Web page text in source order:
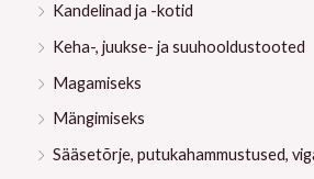
Kandelinad ja -kotid
Keha-, juukse- ja suuhooldustooted
Magamiseks
Mängimiseks
Sääsetõrje, putukahammustused,